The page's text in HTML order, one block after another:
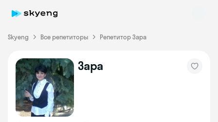
Skyeng Все репетиторы Репетитор Зара
Зара
Skyeng Chat
online